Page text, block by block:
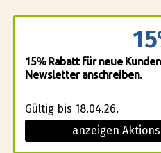
15% Rabatt für neue
Newsletter anschreiben.
Gültig bis 18.04.26.
anzeigen